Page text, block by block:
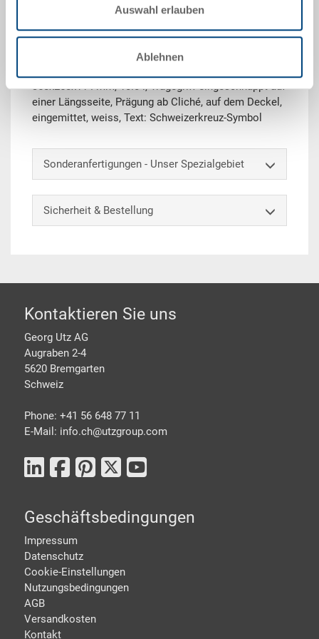
Auswahl erlauben
Ablehnen
Technische Daten
RAKO-Koffer, PP, Behälter verkehrsrot, Deckel
358x258x114 mm, 10.0 l, Tragegriff eingeschnappt auf
einer Längsseite, Prägung ab Cliché, auf dem Deckel,
eingemittet, weiss, Text: Schweizerkreuz-Symbol
Sonderanfertigungen - Unser Spezialgebiet
Sicherheit & Bestellung
Footer
Kontaktieren Sie uns
Georg Utz AG
Augraben 2-4
5620 Bremgarten
Schweiz
Phone: +41 56 648 77 11
E-Mail: info.ch@utzgroup.com
Geschäftsbedingungen
Impressum
Datenschutz
Cookie-Einstellungen
Nutzungsbedingungen
AGB
Versandkosten
Kontakt